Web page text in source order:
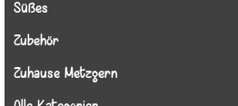
Süßes
Zubehör
Zuhause Metzgern